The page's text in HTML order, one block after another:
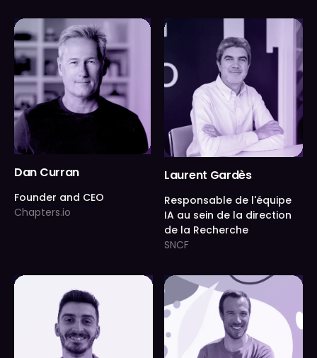
Dan Curran
Founder and CEO
Chapters.io
Laurent Gardès
Responsable de l'équipe
IA au sein de la direction
de la Recherche
SNCF